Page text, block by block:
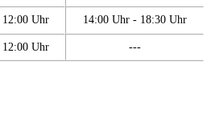
Uhr 14:00 Uhr - 18:30 Uhr
Uhr ---